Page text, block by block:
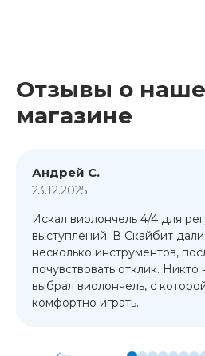
Отзывы о
магазине
Андрей С.
23.12.2025
Искал виолончель 4/4 для
выступлений. В Скайбит
несколько инструментов,
почувствовать отклик.
выбрал виолончель, с
комфортно играть.